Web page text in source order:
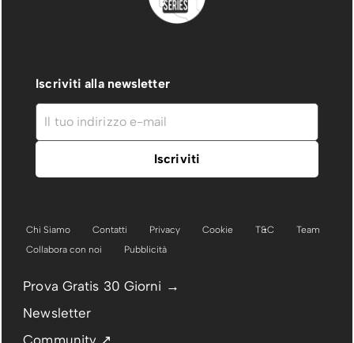
Iscriviti alla newsletter
Chi Siamo Contatti Privacy Cookie T&C
Team
Collabora con noi
Pubblicità
Prova Gratis 30 Giorni →
Newsletter
Community ↗